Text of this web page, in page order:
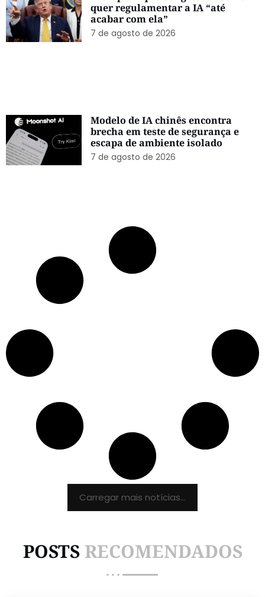
quer regulamentar a IA “até
acabar com ela”
7 de agosto de 2026
Modelo de IA chinês encontra
brecha em teste de segurança e
escapa de ambiente isolado
7 de agosto de 2026
Carregar mais notícias...
POSTS RECOMENDADOS